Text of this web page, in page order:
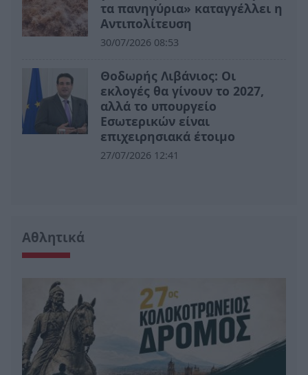
τα πανηγύρια» καταγγέλλει η
Αντιπολίτευση
30/07/2026 08:53
Θοδωρής Λιβάνιος: Οι
εκλογές θα γίνουν το 2027,
αλλά το υπουργείο
Εσωτερικών είναι
επιχειρησιακά έτοιμο
27/07/2026 12:41
Αθλητικά